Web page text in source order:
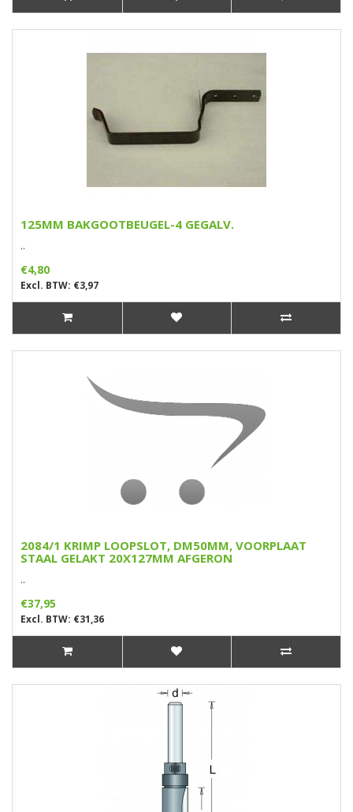
125MM BAKGOOTBEUGEL-4 GEGALV.
..
€4,80
Excl. BTW: €3,97
2084/1 KRIMP LOOPSLOT, DM50MM, VOORPLAAT
STAAL GELAKT 20X127MM AFGERON
..
€37,95
Excl. BTW: €31,36